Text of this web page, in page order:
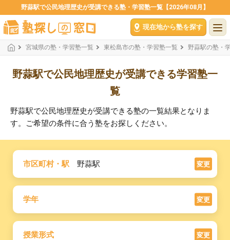
野蒜駅で公民地理歴史が受講できる塾・学習塾一覧【2026年08月】
現在地から塾を探す
宮城県の塾・学習塾一覧 東松島市の塾・学習塾一覧 野蒜駅の塾・
野蒜駅で公民地理歴史が受講できる学習塾一
覧
野蒜駅で公民地理歴史が受講できる塾の一覧結果となりま
す。ご希望の条件に合う塾をお探しください。
市区町村・駅 野蒜駅 変更
学年 変更
授業形式 変更